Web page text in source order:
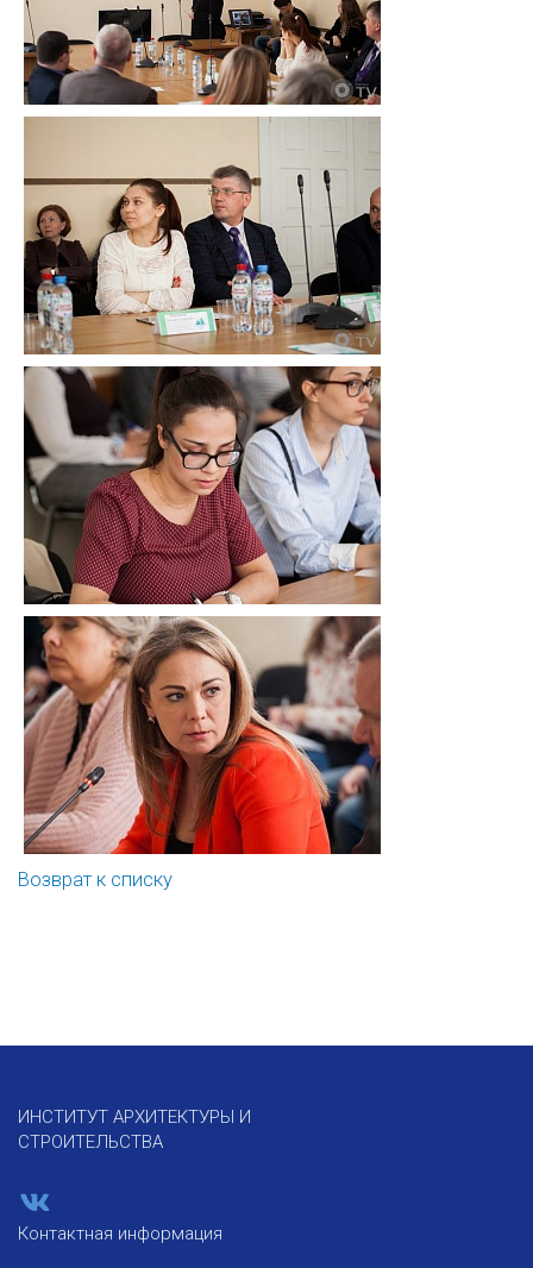
Возврат к списку
ИНСТИТУТ АРХИТЕКТУРЫ И
СТРОИТЕЛЬСТВА
Контактная информация